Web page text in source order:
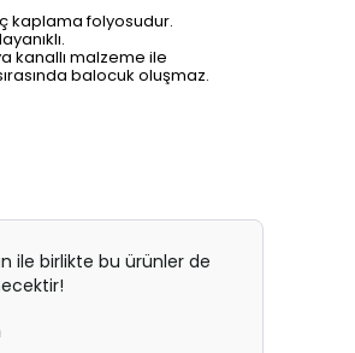
kaplama folyosudur.
kanallı malzeme ile
balocuk oluşmaz.
ile birlikte bu ürünler de